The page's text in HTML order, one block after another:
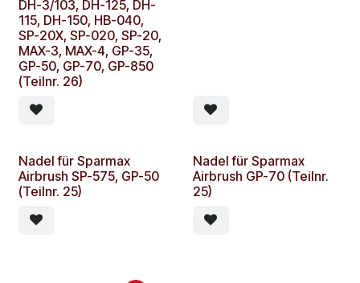
DH-3/103, DH-125, DH-
115, DH-150, HB-040,
SP-20X, SP-020, SP-20,
MAX-3, MAX-4, GP-35,
GP-50, GP-70, GP-850
(Teilnr. 26)
Nadel für Sparmax
Airbrush SP-575, GP-50
(Teilnr. 25)
Nadel für Sparmax
Airbrush GP-70 (Teilnr.
25)